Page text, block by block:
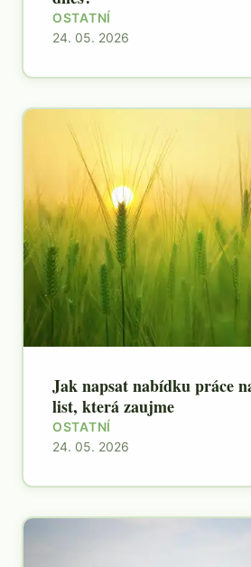
OSTATNÍ
24. 05. 2026
Jak napsat nabídku práce
list, která zaujme
OSTATNÍ
24. 05. 2026